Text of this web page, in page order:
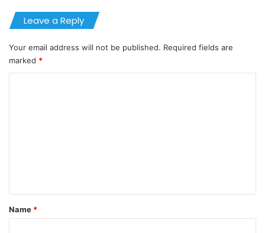
Leave a Reply
Your email address will not be published. Required fields are
marked *
*
Name *